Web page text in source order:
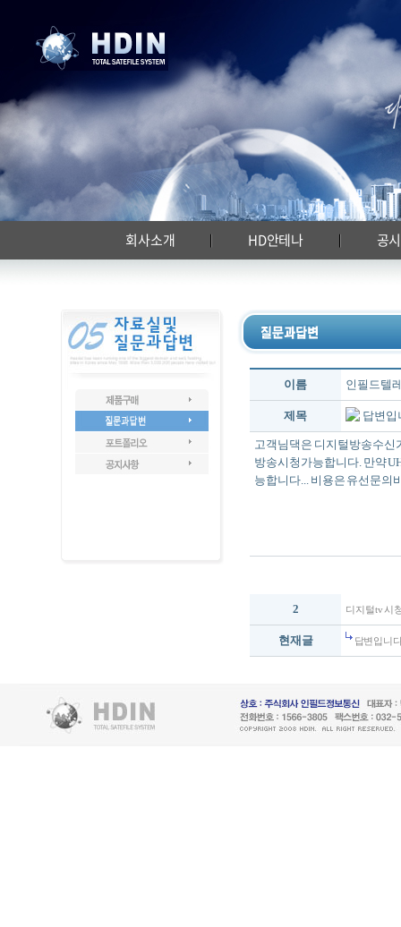
회사소개 HD안테나 공
이름 인필드텔
제목 답변
고객님댁은 디지털방송수신
방송시청가능합니다. 만약
능합니다... 비용은 유선문의
2 디지털tv 시
현재글 답변입니